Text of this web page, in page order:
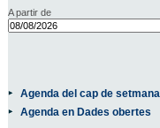
A partir de
Agenda del cap de setmana
Agenda en Dades obertes